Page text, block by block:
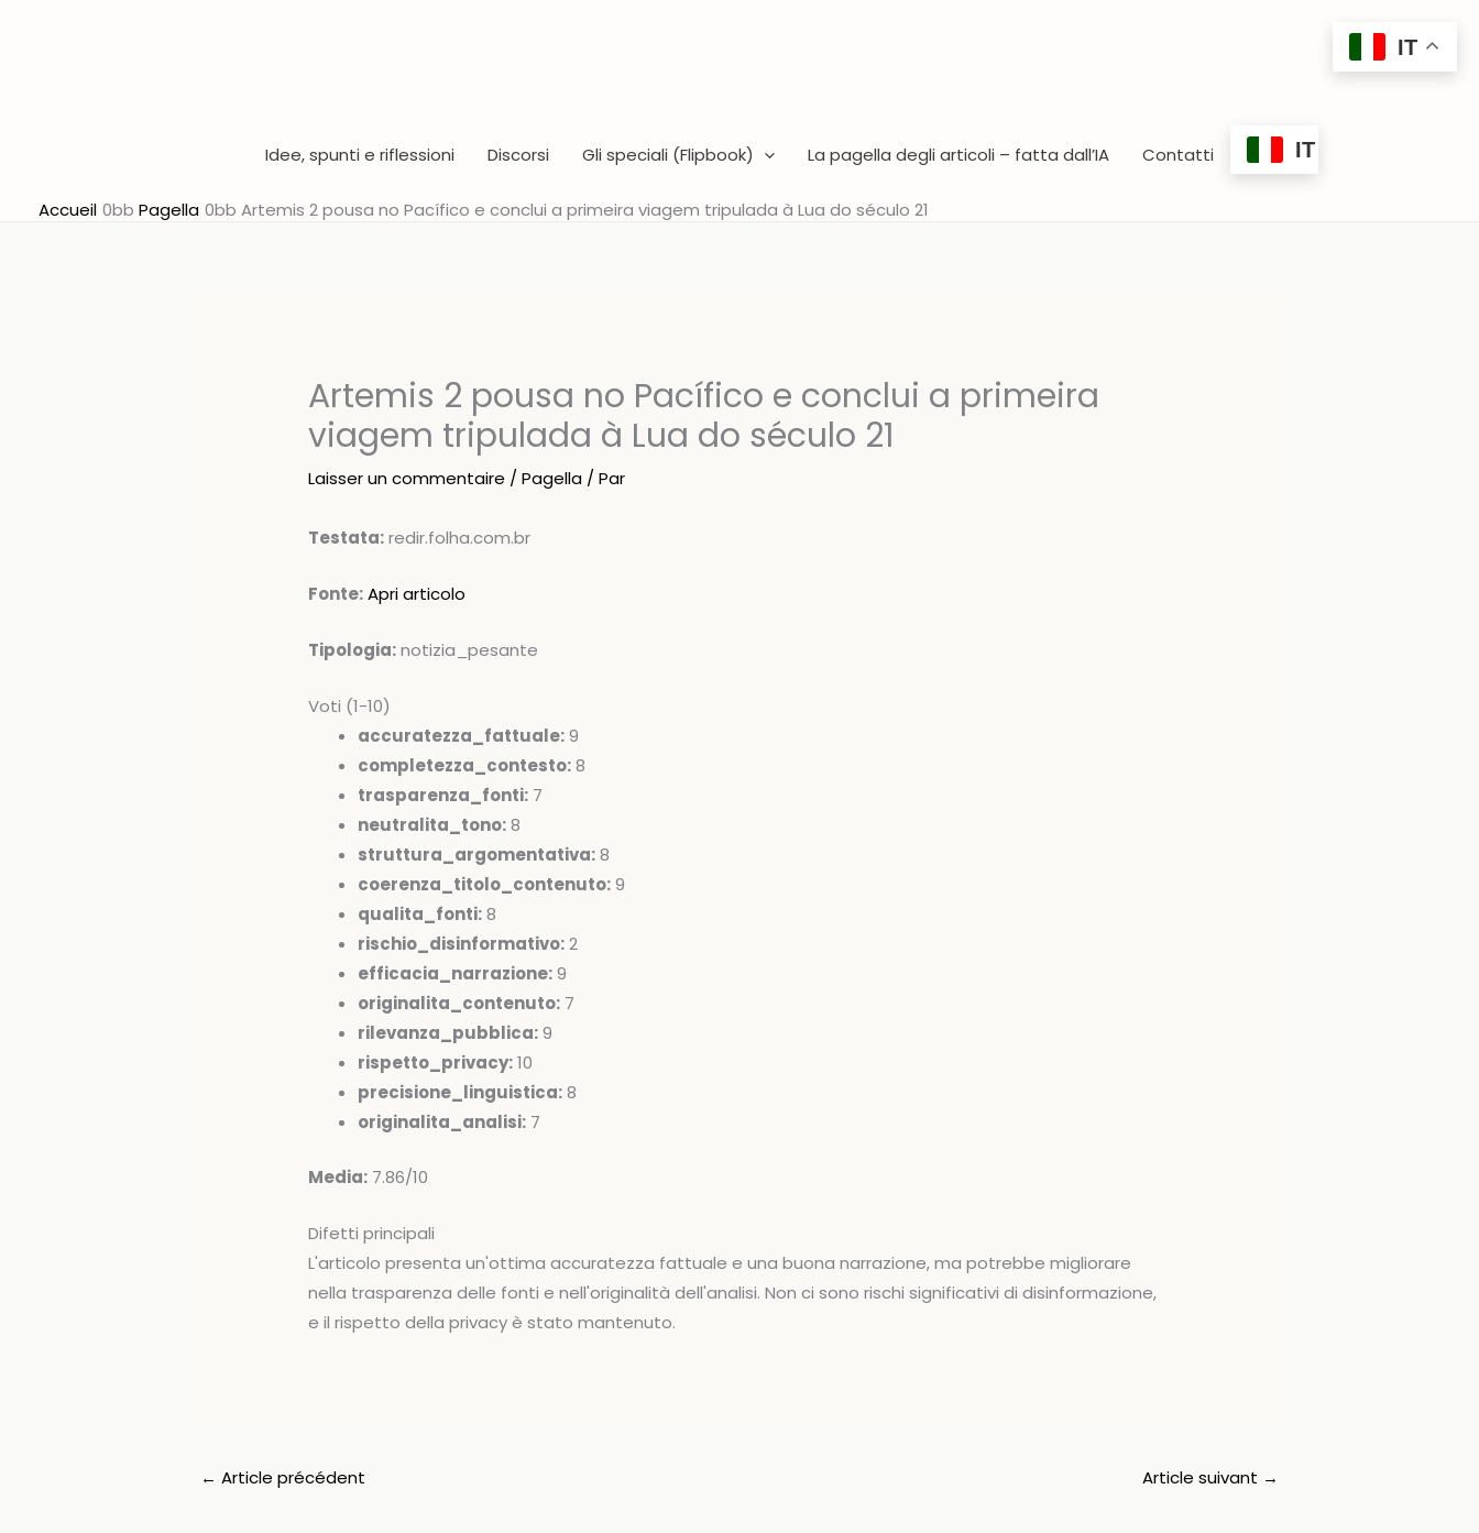
Idee, spunti e riflessioni Discorsi Gli speciali (Flipbook) La pagella degli articoli – fatta dall’IA Contatti IT
Accueil Pagella Artemis 2 pousa no Pacífico e conclui a primeira viagem tripulada à Lua do século 21
Artemis 2 pousa no Pacífico e conclui a primeira
viagem tripulada à Lua do século 21
Laisser un commentaire /Pagella / Par
Testata:redir.folha.com.br
Fonte:Apri articolo
Tipologia:notizia_pesante
Voti (1-10)
accuratezza_fattuale:9
completezza_contesto:8
trasparenza_fonti: 7
neutralita_tono:8
struttura_argomentativa:8
coerenza_titolo_contenuto:9
qualita_fonti:8
rischio_disinformativo:2
efficacia_narrazione:9
originalita_contenuto: 7
rilevanza_pubblica:9
rispetto_privacy:10
precisione_linguistica:8
originalita_analisi: 7
Media: 7.86/10
Difetti principali
L'articolo presenta un'ottima accuratezza fattuale e una buona narrazione, ma potrebbe migliorare
nella trasparenza delle fonti e nell'originalità dell'analisi. Non ci sono rischi significativi di disinformazione,
e il rispetto della privacy è stato mantenuto.
← Article précédent Article suivant →
IT